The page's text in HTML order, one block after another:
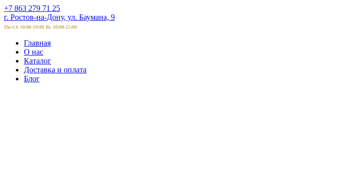
+7 863 279 71 25
г. Ростов-на-Дону, ул. Баумана, 9
Пн-Сб 10:00-19:00 Вс 10:00-15:00
Главная
О нас
Каталог
Доставка и оплата
Блог